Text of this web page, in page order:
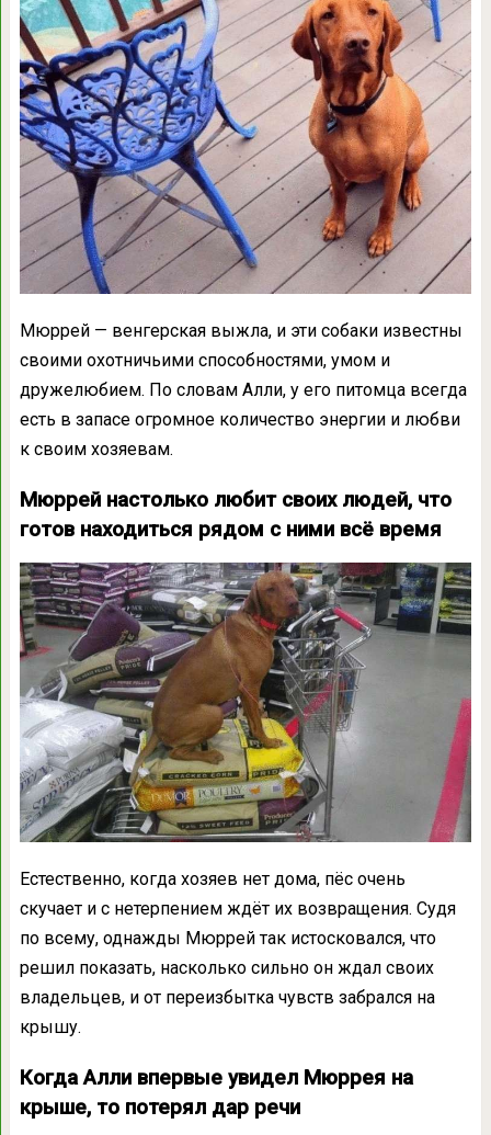
Мюррей — венгерская выжла, и эти собаки известны
своими охотничьими способностями, умом и
дружелюбием. По словам Алли, у его питомца всегда
есть в запасе огромное количество энергии и любви
к своим хозяевам.
Мюррей настолько любит своих людей, что
готов находиться рядом с ними всё время
Естественно, когда хозяев нет дома, пёс очень
скучает и с нетерпением ждёт их возвращения. Судя
по всему, однажды Мюррей так истосковался, что
решил показать, насколько сильно он ждал своих
владельцев, и от переизбытка чувств забрался на
крышу.
Когда Алли впервые увидел Мюррея на
крыше, то потерял дар речи